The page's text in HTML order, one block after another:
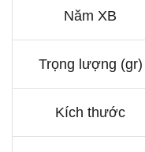
Năm XB
Trọng lượng (gr)
Kích thước